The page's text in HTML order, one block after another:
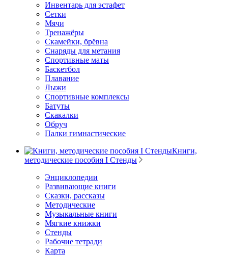
Инвентарь для эстафет
Сетки
Мячи
Тренажёры
Скамейки, брёвна
Снаряды для метания
Спортивные маты
Баскетбол
Плавание
Лыжи
Спортивные комплексы
Батуты
Скакалки
Обруч
Палки гимнастические
Книги,
методические пособия I Стенды
Энциклопедии
Развивающие книги
Сказки, рассказы
Методические
Музыкальные книги
Мягкие книжки
Стенды
Рабочие тетради
Карта